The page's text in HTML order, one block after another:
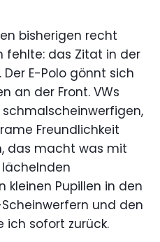
bisherigen recht
fehlte: das Zitat in der
E-Polo gönnt sich
an der Front. VWs
Freundlichkeit
das macht was mit
lächelnden
kleinen Pupillen in den
und den
ich sofort zurück.